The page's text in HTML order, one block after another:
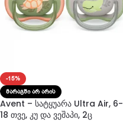
-15%
ᲛᲐᲠᲐᲒᲨᲘ ᲐᲠ ᲐᲠᲘᲡ
Avent – სატყუარა Ultra Air, 6-
18 თვე, კუ და ვეშაპი, 2ც